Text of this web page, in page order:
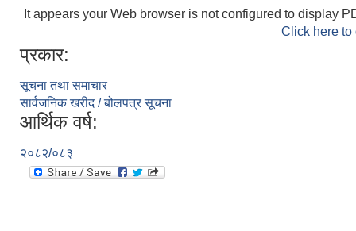
It appears your Web browser is not configured to display
Click here
प्रकार:
सूचना तथा समाचार
सार्वजनिक खरीद / बोलपत्र सूचना
आर्थिक वर्ष:
२०८२/०८३